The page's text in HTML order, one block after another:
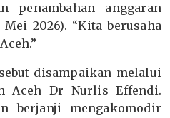
penambahan anggaran
2026). “Kita berusaha
disampaikan melalui
Aceh Dr Nurlis Effendi.
berjanji mengakomodir